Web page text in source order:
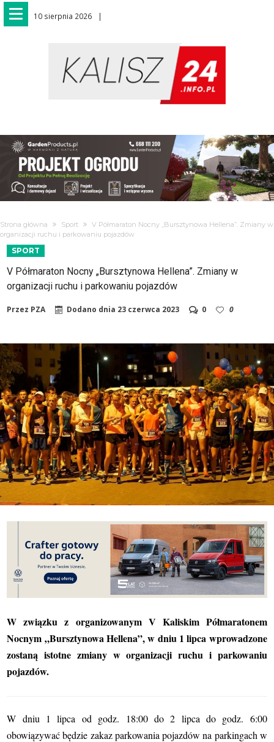
10 sierpnia 2026
Strona główna Sport
V Półmaraton Nocny „Bursztynowa Hellena”. Zmiany w
organizacji ruchu i parkowaniu pojazdów
SPORT
V Półmaraton Nocny „Bursztynowa Hellena”. Zmiany w
organizacji ruchu i parkowaniu pojazdów
Przez PZA Dodano dnia 23 czerwca 2023 0 0
W związku z organizowanym V Kaliskim Półmaratonem
Nocnym „Bursztynowa Hellena”, w dniu 1 lipca wprowadzone
zostaną istotne zmiany w organizacji ruchu i parkowaniu
pojazdów.
W dniu 1 lipca od godz. 18:00 do 2 lipca do godz. 6:00
obowiązywać będzie zakaz parkowania pojazdów na parkingach w